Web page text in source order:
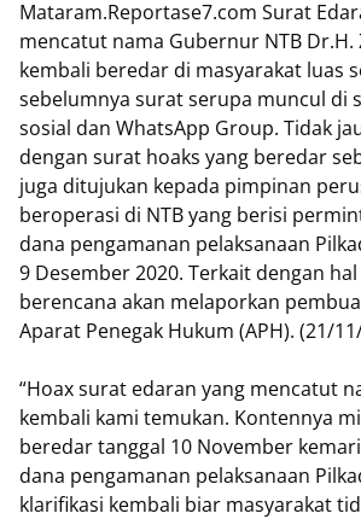
Mataram.Reportase7.com Surat
mencatut nama Gubernur NTB Dr.H.
kembali beredar di masyarakat luas
sebelumnya surat serupa muncul di
sosial dan WhatsApp Group. Tidak
dengan surat hoaks yang beredar
juga ditujukan kepada pimpinan
beroperasi di NTB yang berisi
dana pengamanan pelaksanaan
9 Desember 2020. Terkait dengan
berencana akan melaporkan
Aparat Penegak Hukum (APH). (21/
“Hoax surat edaran yang mencatut
kembali kami temukan. Kontennya
beredar tanggal 10 November
dana pengamanan pelaksanaan
klarifikasi kembali biar masyarakat